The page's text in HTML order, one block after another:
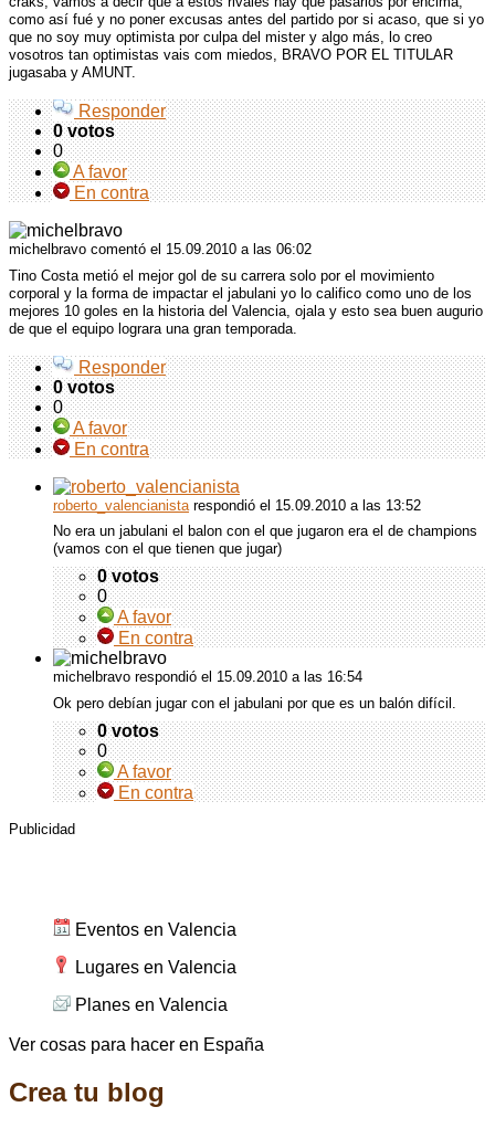
como así fué y no poner excusas antes del partido por si acaso, que si yo
que no soy muy optimista por culpa del mister y algo más, lo creo
vosotros tan optimistas vais com miedos,
BRAVO POR EL TITULAR
jugasaba y AMUNT.
Responder
0 votos
0
A favor
En contra
michelbravo comentó el 15.09.2010 a las 06:02
Tino Costa metió el mejor gol de su carrera solo por el movimiento
corporal y la forma de impactar el jabulani yo lo califico como uno de los
mejores 10 goles en la historia del Valencia, ojala y esto sea buen augurio
de que el equipo lograra una gran temporada.
Responder
0 votos
0
A favor
En contra
roberto_valencianista respondió el 15.09.2010 a las 13:52
No era un jabulani el balon con el que jugaron era el de champions
(vamos con el que tienen que jugar)
0 votos
0
A favor
En contra
michelbravo respondió el 15.09.2010 a las 16:54
Ok pero debían jugar con el jabulani por que es un balón difícil.
0 votos
0
A favor
En contra
Publicidad
Eventos en Valencia
Lugares en Valencia
Planes en Valencia
Ver cosas para hacer en España
Crea tu blog